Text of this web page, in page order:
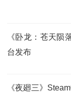
《卧龙：苍天陨
台发布
《夜廻三》